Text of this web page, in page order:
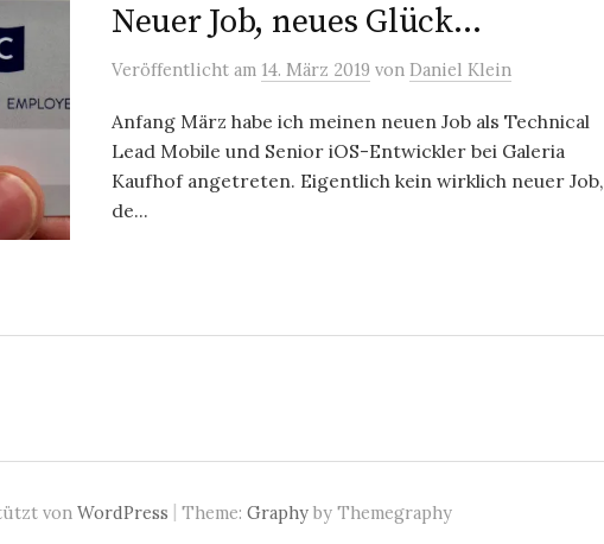
Neuer Job, neues Glück…
Veröffentlicht am 14. März 2019 von Daniel Klein
Anfang März habe ich meinen neuen Job als Technical
Lead Mobile und Senior iOS-Entwickler bei Galeria
Kaufhof angetreten. Eigentlich kein wirklich neuer Job,
de...
von WordPress | Theme: Graphy by Themegraphy